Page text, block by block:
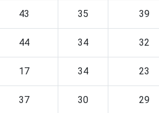
43 35 39
44 34 32
17 34 23
37 30 29